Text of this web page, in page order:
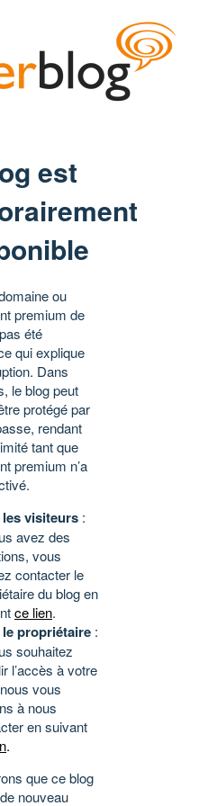
est
ou
premium de
été
qui explique
Dans
le blog peut
protégé par
rendant
tant que
premium n’a
visiteurs :
avez des
vous
contacter le
du blog en
ce lien.
propriétaire :
souhaitez
l’accès à votre
vous
à nous
en suivant
.
que ce blog
nouveau